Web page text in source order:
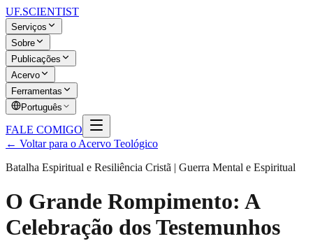
UF.SCIENTIST
Serviços
Sobre
Publicações
Acervo
Ferramentas
Português
FALE COMIGO
← Voltar para o Acervo Teológico
Batalha Espiritual e Resiliência Cristã | Guerra Mental e Espiritual
O Grande Rompimento: A
Celebração dos Testemunhos